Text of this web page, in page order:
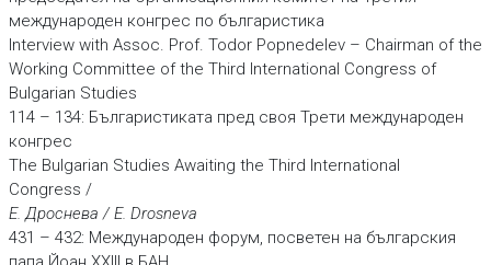
международен конгрес по българистика
Interview with Assoc. Prof. Todor Popnedelev – Chairman of the
Working Committee of the Third International Congress of
Bulgarian Studies
114 – 134: Българистиката пред своя Трети международен
конгрес
The Bulgarian Studies Awaiting the Third International
Congress /
Е. Дроснева / E. Drosneva
431 – 432: Международен форум, посветен на българския